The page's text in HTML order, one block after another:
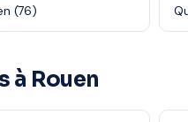
(76)
à Rouen